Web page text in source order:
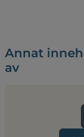
Annat
av